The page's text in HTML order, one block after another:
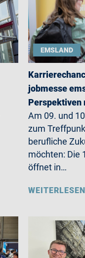
EMSLAND
jobmesse
Perspektiven
Am 09. und
zum
berufliche
möchten: Die
öffnet in…
WEITERLESEN